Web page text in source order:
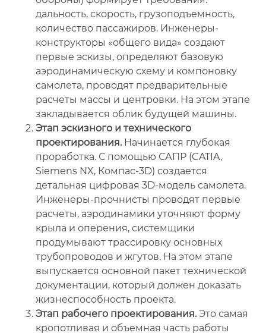
дальность, скорость, грузоподъемность,
количество пассажиров. Инженеры-
конструкторы «общего вида» создают
первые эскизы, определяют базовую
аэродинамическую схему и компоновку
самолета, проводят предварительные
расчеты массы и центровки. На этом этапе
закладывается облик будущей машины.
Этап эскизного и технического
проектирования.Начинается глубокая
проработка. С помощью САПР (CATIA,
Siemens NX, Компас-3D) создается
детальная цифровая 3D-модель самолета.
Инженеры-прочнисты проводят первые
расчеты, аэродинамики уточняют форму
крыла и оперения, системщики
продумывают трассировку основных
трубопроводов и жгутов. На этом этапе
выпускается основной пакет технической
документации, который должен доказать
жизнеспособность проекта.
Этап рабочего проектирования.Это самая
кропотливая и объемная часть работы